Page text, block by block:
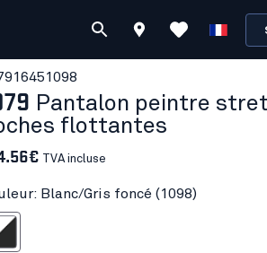
1098
Pantalon peintre
flottantes
TVA incluse
Blanc/Gris foncé (1098)
foncé